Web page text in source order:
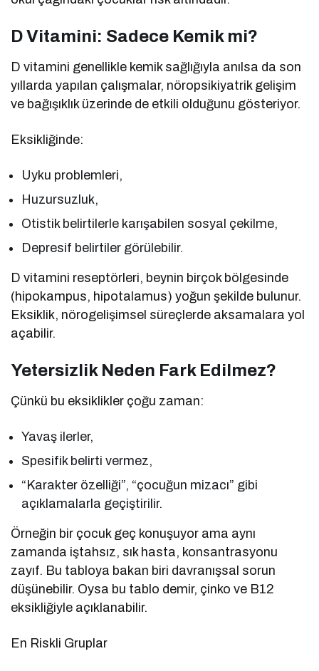
D Vitamini: Sadece Kemik mi?
D vitamini genellikle kemik sağlığıyla anılsa da son
yıllarda yapılan çalışmalar, nöropsikiyatrik gelişim
ve bağışıklık üzerinde de etkili olduğunu gösteriyor.
Eksikliğinde:
Uyku problemleri,
Huzursuzluk,
Otistik belirtilerle karışabilen sosyal çekilme,
Depresif belirtiler görülebilir.
D vitamini reseptörleri, beynin birçok bölgesinde
(hipokampus, hipotalamus) yoğun şekilde bulunur.
Eksiklik, nörogelişimsel süreçlerde aksamalara yol
açabilir.
Yetersizlik Neden Fark Edilmez?
Çünkü bu eksiklikler çoğu zaman:
Yavaş ilerler,
Spesifik belirti vermez,
“Karakter özelliği”, “çocuğun mizacı” gibi
açıklamalarla geçiştirilir.
Örneğin bir çocuk geç konuşuyor ama aynı
zamanda iştahsız, sık hasta, konsantrasyonu
zayıf. Bu tabloya bakan biri davranışsal sorun
düşünebilir. Oysa bu tablo demir, çinko ve B12
eksikliğiyle açıklanabilir.
En Riskli Gruplar